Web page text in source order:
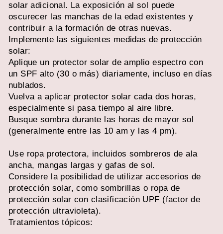
solar adicional. La exposición al sol puede
oscurecer las manchas de la edad existentes y
contribuir a la formación de otras nuevas.
Implemente las siguientes medidas de protección
solar:
Aplique un protector solar de amplio espectro con
un SPF alto (30 o más) diariamente, incluso en días
nublados.
Vuelva a aplicar protector solar cada dos horas,
especialmente si pasa tiempo al aire libre.
Busque sombra durante las horas de mayor sol
(generalmente entre las 10 am y las 4 pm).
Use ropa protectora, incluidos sombreros de ala
ancha, mangas largas y gafas de sol.
Considere la posibilidad de utilizar accesorios de
protección solar, como sombrillas o ropa de
protección solar con clasificación UPF (factor de
protección ultravioleta).
Tratamientos tópicos: